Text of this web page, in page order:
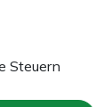
Steuern